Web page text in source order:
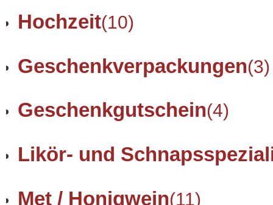
Hochzeit(10)
Geschenkverpackungen(3)
Geschenkgutschein(4)
Likör- und
Met / Honigwein(11)